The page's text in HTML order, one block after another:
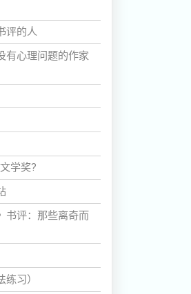
评的人
有心理问题的作家
学奖?
书评：那些离奇而
习）